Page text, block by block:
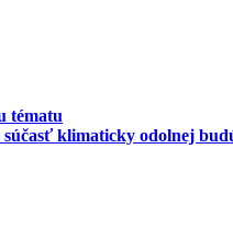
tématu
klimaticky odolnej